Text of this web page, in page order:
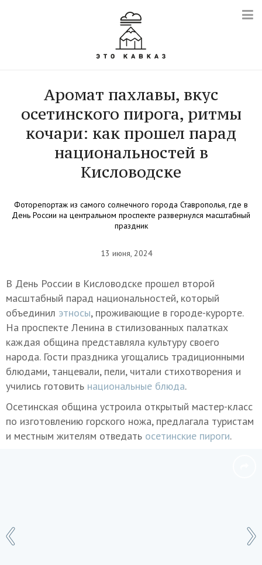
Аромат пахлавы, вкус
осетинского пирога, ритмы
кочари: как прошел парад
национальностей в
Кисловодске
Фоторепортаж из самого солнечного города Ставрополья, где в
День России на центральном проспекте развернулся масштабный
праздник
13 июня, 2024
В День России в Кисловодске прошел второй
масштабный парад национальностей, который
объединил этносы, проживающие в городе-курорте.
На проспекте Ленина в стилизованных палатках
каждая община представляла культуру своего
народа. Гости праздника угощались традиционными
блюдами, танцевали, пели, читали стихотворения и
учились готовить национальные блюда.
Осетинская община устроила открытый мастер-класс
по изготовлению горского ножа, предлагала туристам
и местным жителям отведать осетинские пироги.